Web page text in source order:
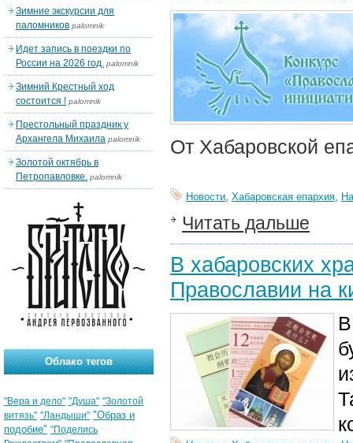
От Хабаровской
Новости, Хабаровская епархия,
Читать дальше
В хабаровских
Православии на
Зимние экскурсии для
паломников palomnik
Идет запись в поездки по
России на 2026 год. palomnik
Зимний Крестный ход
состоится ! palomnik
Престольный праздник у
Архангела Михаила palomnik
Золотой октябрь в
Петропавловке. palomnik
Облако тегов
"Вера и дело" "Душа" "Золотой
витязь" "Ландыши" "Образ и
подобие" "Поделись